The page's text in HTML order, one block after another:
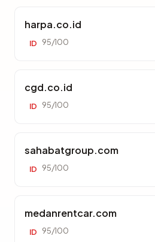
harpa.co.id
ID 95/100
cgd.co.id
ID 95/100
sahabatgroup.com
ID 95/100
medanrentcar.com
ID 95/100